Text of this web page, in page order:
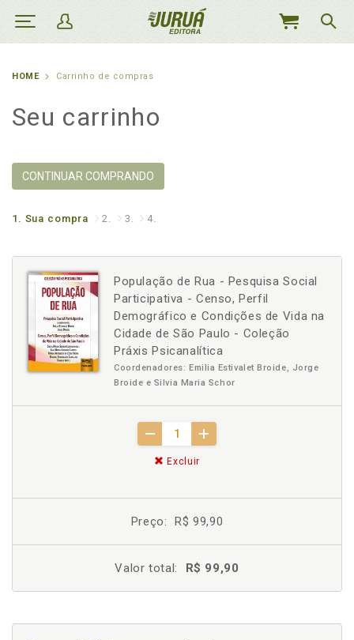
MEU
HOME Carrinho de compras
Seu carrinho
CONTINUAR COMPRANDO
1. Sua compra 2. 3. 4.
População de Rua - Pesquisa Social
Participativa - Censo, Perfil
Demográfico e Condições de Vida na
Cidade de São Paulo - Coleção
Práxis Psicanalítica
Coordenadores: Emilia Estivalet Broide, Jorge
Broide e Silvia Maria Schor
Excluir
Preço: R$ 99,90
Valor total: R$ 99,90